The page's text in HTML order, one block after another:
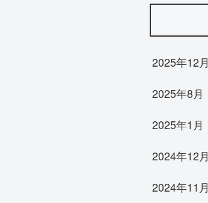
2025年12月
2025年8月
2025年1月
2024年12月
2024年11月